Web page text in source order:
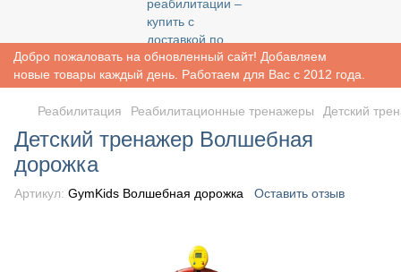
Добро пожаловать на обновленный сайт! Добавляем
новые товары каждый день. Работаем для Вас с 2012 года.
Реабилитация Реабилитационные тренажеры Детский
Детский тренажер Волшебная
дорожка
Артикул: GymKids Волшебная дорожка Оставить отзыв